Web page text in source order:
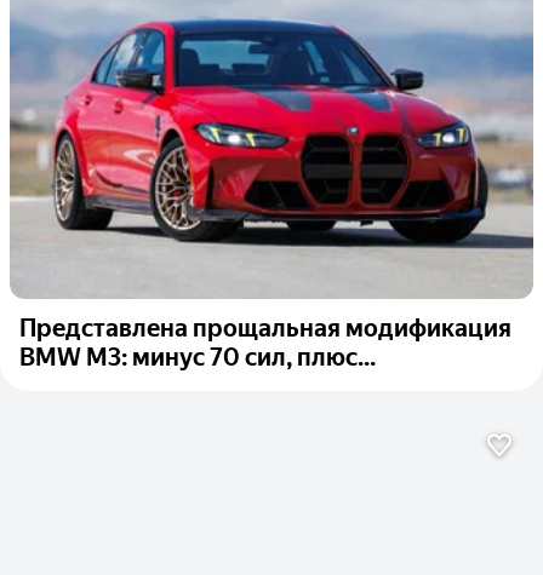
Представлена прощальная модификация
BMW M3: минус 70 сил, плюс...